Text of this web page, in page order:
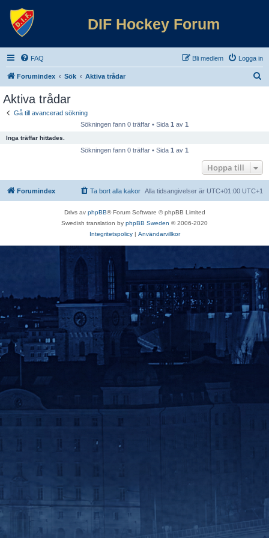
DIF Hockey Forum
FAQ Logga in
Bli medlem
Forumindex Sök Aktiva trådar
Aktiva trådar
Gå till avancerad sökning
Sökningen fann 0 träffar • Sida 1 av 1
Inga träffar hittades.
Sökningen fann 0 träffar • Sida 1 av 1
Hoppa till
Forumindex Alla tidsangivelser är UTC+01:00 UTC+1
Ta bort alla kakor
Drivs av phpBB® Forum Software © phpBB Limited
Swedish translation by phpBB Sweden © 2006-2020
Integritetspolicy| Användarvillkor